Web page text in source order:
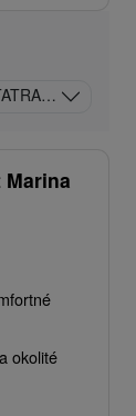
A
okolité